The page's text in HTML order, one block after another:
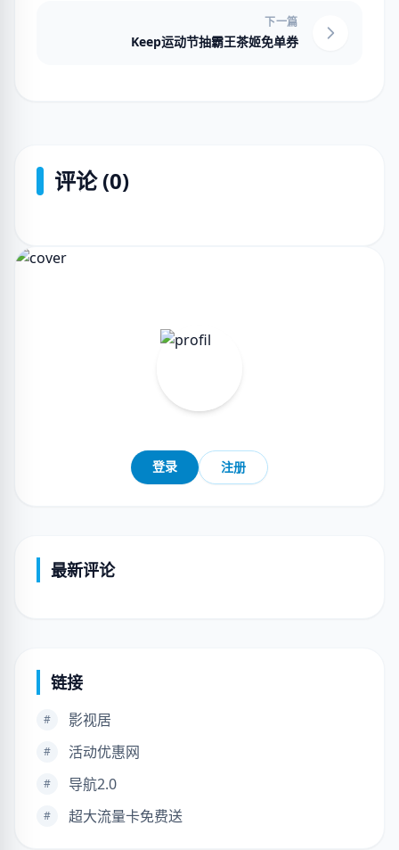
下一篇
Keep运动节抽霸王茶姬免单券
评论 (0)
登录 注册
最新评论
链接
# 影视居
# 活动优惠网
# 导航2.0
# 超大流量卡免费送